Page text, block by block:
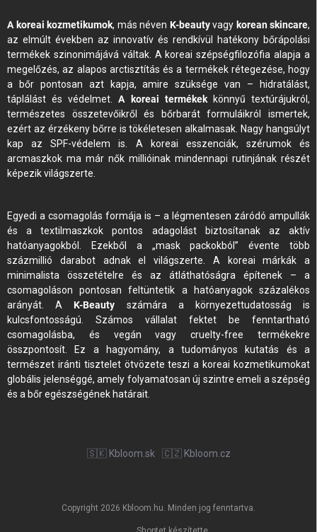
A koreai kozmetikumok, más néven K-beautyvagy korean skincare,
az elmúlt években az innovatív és rendkívül hatékony bőrápolási
termékek szinonimájává váltak. A koreai szépségfilozófia alapja a
megelőzés, az alapos arctisztítás és a termékek rétegezése, hogy
a bőr pontosan azt kapja, amire szüksége van – hidratálást,
táplálást és védelmet.A koreai termékekkönnyű textúrájukról,
természetes összetevőikről és bőrbarát formuláikról ismertek,
ezért az érzékeny bőrre is tökéletesen alkalmasak. Nagy hangsúlyt
kap az SPF-védelem is. A koreai esszenciák, szérumok és
arcmaszkok ma már nők millióinak mindennapi rutinjának részét
képezik világszerte.
Egyedi a csomagolás formája is – a légmentesen záródó ampullák
és a textilmaszkok pontos adagolást biztosítanak az aktív
hatóanyagokból. Ezekből a „mask packokból” évente több
százmillió darabot adnak el világszerte. A koreai márkák a
minimalista összetételre és az átláthatóságra építenek – a
csomagoláson pontosan feltüntetik a hatóanyagok százalékos
arányát. A K-Beauty számára a környezettudatosság is
kulcsfontosságú. Számos vállalat fektet be fenntartható
csomagolásba, és vegán vagy cruelty-free termékekre
összpontosít. Ez a hagyomány, a tudományos kutatás és a
természet iránti tisztelet ötvözete teszi a koreai kozmetikumokat
globális jelenséggé, amely folyamatosan új szintre emeli a szépség
és a bőr egészségének határait.
🇸🇰 Kbloom.sk 🇨🇿 Kbloom.cz
Copyright 2026 Kbloom.hu. Minden jog fenntartva.